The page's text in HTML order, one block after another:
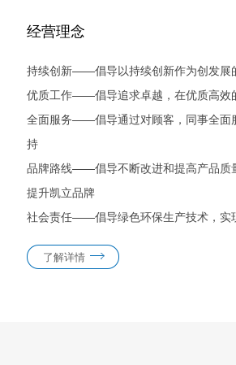
经营理念
持续创新——倡导以持续创新作为创发展
优质工作——倡导追求卓越，在优质高效
全面服务——倡导通过对顾客，同事全面
持
品牌路线——倡导不断改进和提高产品质
提升凯立品牌
社会责任——倡导绿色环保生产技术，实
了解详情